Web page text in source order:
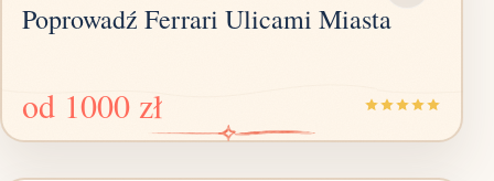
Poprowadź Ferrari Ulicami Miasta
od 1000 zł